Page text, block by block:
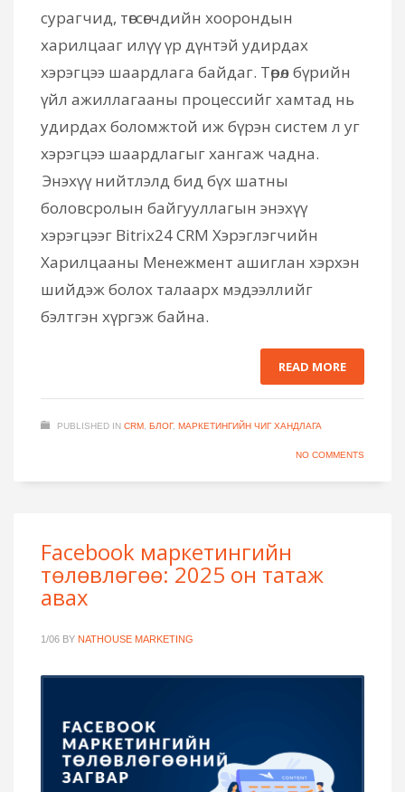
сурагчид, төгсөгчдийн хоорондын
харилцааг илүү үр дүнтэй удирдах
хэрэгцээ шаардлага байдаг. Төрөл бүрийн
үйл ажиллагааны процессийг хамтад нь
удирдах боломжтой иж бүрэн систем л уг
хэрэгцээ шаардлагыг хангаж чадна.
Энэхүү нийтлэлд бид бүх шатны
боловсролын байгууллагын энэхүү
хэрэгцээг Bitrix24 CRM Хэрэглэгчийн
Харилцааны Менежмент ашиглан хэрхэн
шийдэж болох талаарх мэдээллийг
бэлтгэн хүргэж байна.
READ MORE
PUBLISHED IN CRM БЛОГ, МАРКЕТИНГИЙН ЧИГ ХАНДЛАГА
NO COMMENTS
Facebook маркетингийн
төлөвлөгөө: 2025 он татаж
авах
1/06 BY NATHOUSE MARKETING